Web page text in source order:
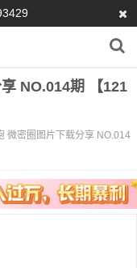
NO.014期 【121
微密圈图片下载分享 NO.014